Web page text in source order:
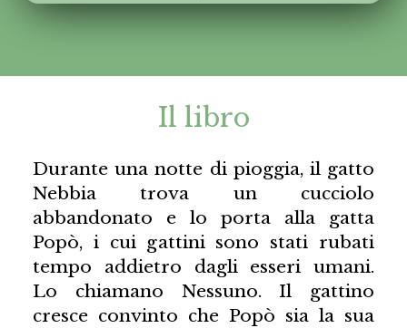
Il libro
Durante una notte di pioggia, il gatto
Nebbia trova un cucciolo
abbandonato e lo porta alla gatta
Popò, i cui gattini sono stati rubati
tempo addietro dagli esseri umani.
Lo chiamano Nessuno. Il gattino
cresce convinto che Popò sia la sua